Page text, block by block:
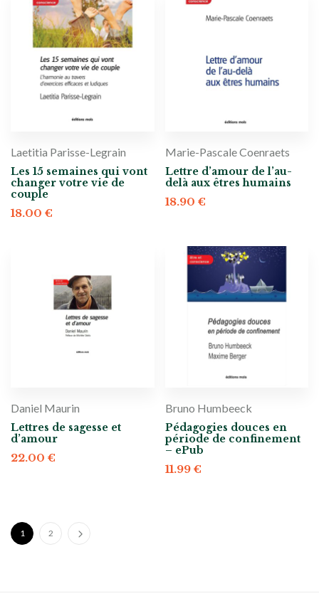
Laetitia Parisse-Legrain
Les 15 semaines qui vont
changer votre vie de
couple
18.00 €
Marie-Pascale Coenraets
Lettre d’amour de l’au-
delà aux êtres humains
18.90 €
Daniel Maurin
Lettres de sagesse et
d’amour
22.00 €
Bruno Humbeeck
Pédagogies douces en
période de confinement
– ePub
11.99 €
1 2